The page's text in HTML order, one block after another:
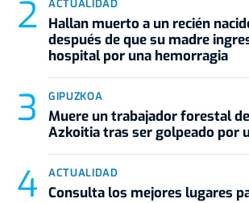
ACTUALIDAD
Hallan muerto a un recién
después de que su madre
hospital por una hemorragia
GIPUZKOA
Muere un trabajador forestal
Azkoitia tras ser golpeado por
ACTUALIDAD
Consulta los mejores lugares